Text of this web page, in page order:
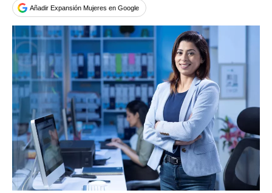
Añadir Expansión Mujeres en Google